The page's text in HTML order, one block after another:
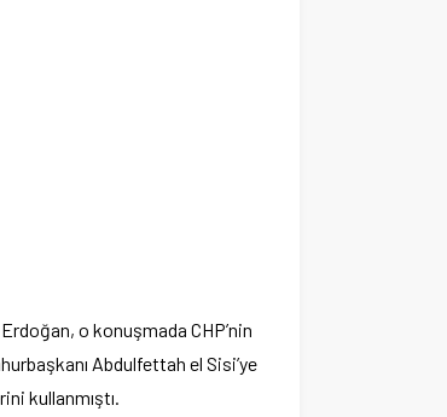
Erdoğan, o konuşmada CHP’nin
Abdulfettah el Sisi’ye
kullanmıştı.